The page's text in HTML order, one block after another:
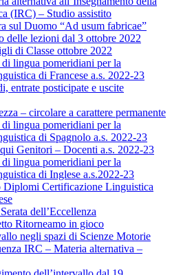
(IRC) – Studio assistito
sul Duomo “Ad usum fabricae”
delle lezioni dal 3 ottobre 2022
di Classe ottobre 2022
lingua pomeridiani per la
di Francese a.s. 2022-23
entrate posticipate e uscite
– circolare a carattere permanente
lingua pomeridiani per la
di Spagnolo a.s. 2022-23
Genitori – Docenti a.s. 2022-23
lingua pomeridiani per la
di Inglese a.s.2022-23
Certificazione Linguistica
dell’Eccellenza
Ritorneamo in gioco
negli spazi di Scienze Motorie
IRC – Materia alternativa –